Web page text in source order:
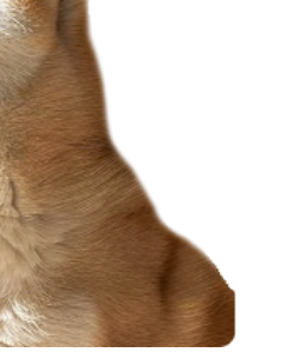
нуждается
нагрузках.
этой породы.
доме